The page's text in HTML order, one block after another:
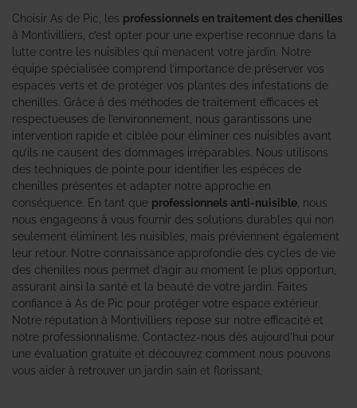
Choisir As de Pic, les professionnels en traitement des chenilles
à Montivilliers, c’est opter pour une expertise reconnue dans la
lutte contre les nuisibles qui menacent votre jardin. Notre
équipe spécialisée comprend l’importance de préserver vos
espaces verts et de protéger vos plantes des infestations de
chenilles. Grâce à des méthodes de traitement efficaces et
respectueuses de l’environnement, nous garantissons une
intervention rapide et ciblée pour éliminer ces nuisibles avant
qu’ils ne causent des dommages irréparables. Nous utilisons
des techniques de pointe pour identifier les espèces de
chenilles présentes et adapter notre approche en
conséquence. En tant que professionnels anti-nuisible , nous
nous engageons à vous fournir des solutions durables qui non
seulement éliminent les nuisibles, mais préviennent également
leur retour. Notre connaissance approfondie des cycles de vie
des chenilles nous permet d’agir au moment le plus opportun,
assurant ainsi la santé et la beauté de votre jardin. Faites
confiance à As de Pic pour protéger votre espace extérieur.
Notre réputation à Montivilliers repose sur notre efficacité et
notre professionnalisme. Contactez-nous dès aujourd’hui pour
une évaluation gratuite et découvrez comment nous pouvons
vous aider à retrouver un jardin sain et florissant.